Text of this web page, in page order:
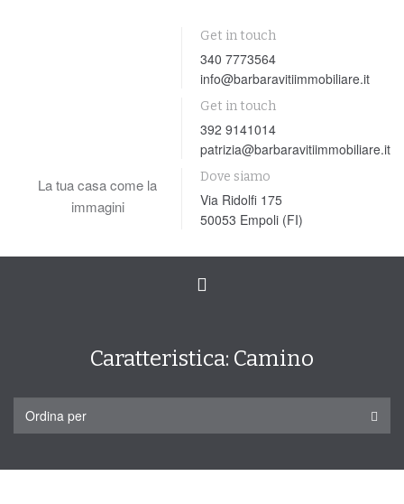
La tua casa come la
immagini
Get in touch
340 7773564
info@barbaravitiimmobiliare.it
Get in touch
392 9141014
patrizia@barbaravitiimmobiliare.it
Dove siamo
Via Ridolfi 175
50053 Empoli (FI)
Toggle
Caratteristica: Camino
Ordina per